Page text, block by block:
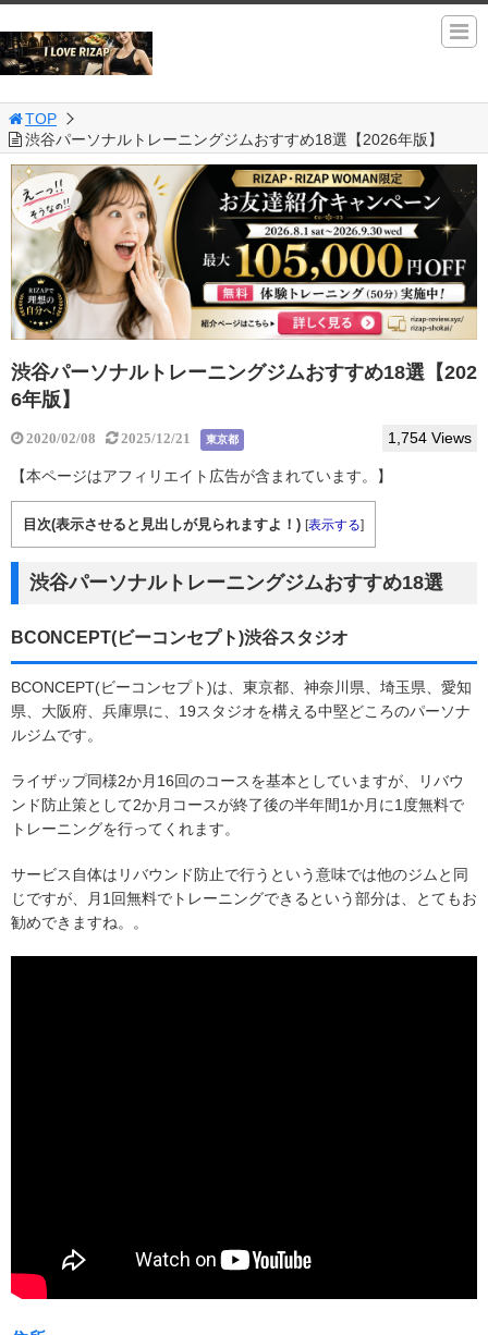
TOP
渋谷パーソナルトレーニングジムおすすめ18選【2026年版】
渋谷パーソナルトレーニングジムおすすめ18選【202
6年版】
2020/02/08 2025/12/21 東京都 1,754 Views
【本ページはアフィリエイト広告が含まれています。】
目次(表示させると見出しが見られますよ！) [表示する]
渋谷パーソナルトレーニングジムおすすめ18選
BCONCEPT(ビーコンセプト)渋谷スタジオ
BCONCEPT(ビーコンセプト)は、東京都、神奈川県、埼玉県、愛知
県、大阪府、兵庫県に、19スタジオを構える中堅どころのパーソナ
ルジムです。
ライザップ同様2か月16回のコースを基本としていますが、リバウ
ンド防止策として2か月コースが終了後の半年間1か月に1度無料で
トレーニングを行ってくれます。
サービス自体はリバウンド防止で行うという意味では他のジムと同
じですが、月1回無料でトレーニングできるという部分は、とてもお
勧めできますね。。